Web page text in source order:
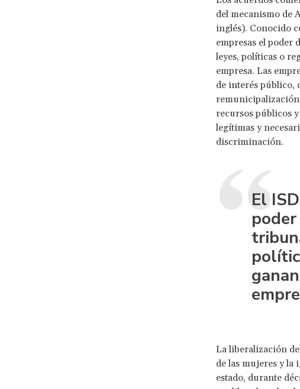
del mecanismo de
inglés). Conocido
empresas el poder
leyes, políticas o
empresa. Las
de interés público,
remunicipalización
recursos públicos
legítimas y
discriminación.
El
La liberalización
de las mujeres y la
estado, durante